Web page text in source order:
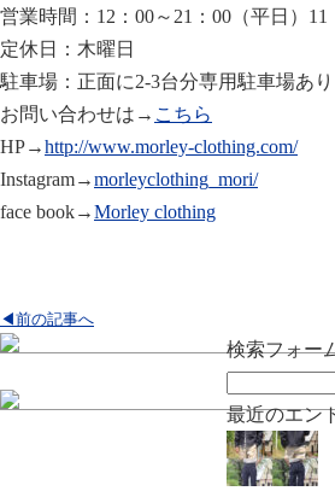
営業時間：12：00～21：00（平日）11
定休日：木曜日
駐車場：正面に2-3台分専用駐車場あり
お問い合わせは→ こちら
HP→http://www.morley-clothing.com/
Instagram→morleyclothing_mori/
face book→Morley clothing
◀前の記事へ
検索フォー
索:
最近のエン